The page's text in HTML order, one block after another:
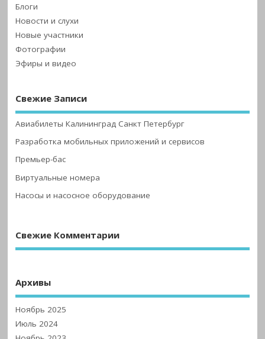
Блоги
Новости и слухи
Новые участники
Фотографии
Эфиры и видео
Свежие Записи
Авиабилеты Калининград Санкт Петербург
Разработка мобильных приложений и сервисов
Премьер-бас
Виртуальные номера
Насосы и насосное оборудование
Свежие Комментарии
Архивы
Ноябрь 2025
Июль 2024